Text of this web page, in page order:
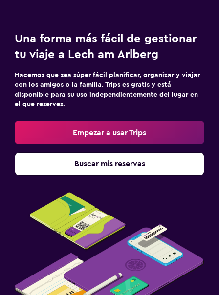
Biblioteca
Sala de estar/TV compartida
Enchufe cerca de la cama
Armario o clóset
Estacionamiento y transporte
Estacionamiento gratuito
Estacionamiento privado
Traslado aeropuerto
Una forma más fácil de gestionar
tu viaje a Lech am Arlberg
Hacemos que sea súper fácil planificar, organizar y viajar
con los amigos o la familia. Trips es gratis y está
disponible para su uso independientemente del lugar en
el que reserves.
Empezar a usar Trips
Buscar mis reservas